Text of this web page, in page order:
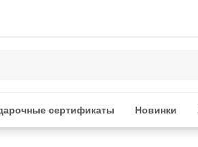
сертификаты Новинки